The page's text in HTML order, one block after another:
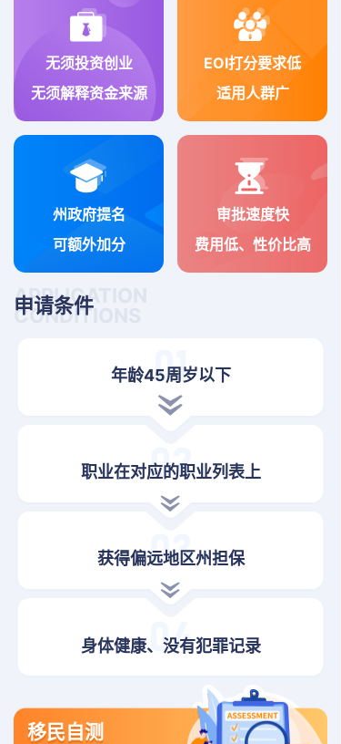
无须投资创业
无须解释资金来源
EOI打分要求低
适用人群广
州政府提名
可额外加分
审批速度快
费用低、性价比高
APPLICATION
CONDITIONS
申请条件
年龄45周岁以下
职业在对应的职业列表上
获得偏远地区州担保
身体健康、没有犯罪记录
移民自测